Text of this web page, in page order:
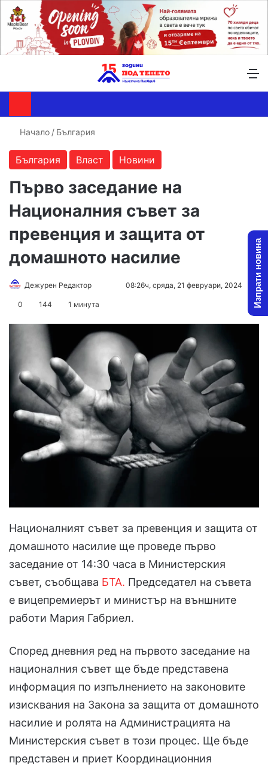
Начало / България
България Власт Новини
Първо заседание на
Националния съвет за
превенция и защита от
домашното насилие
Дежурен Редактор
Send08:26ч, сряда, 21 февруари, 2024
0 144 1 минута
Националният съвет за превенция и защита от
домашното насилие ще проведе първо
заседание от 14:30 часа в Министерския
съвет, съобщава БТА. Председател на съвета
е вицепремиерът и министър на външните
работи Мария Габриел.
Според дневния ред на първото заседание на
националния съвет ще бъде представена
информация по изпълнението на законовите
изисквания на Закона за защита от домашното
насилие и ролята на Администрацията на
Министерския съвет в този процес. Ще бъде
представен и приет Координационния
Изпрати новина